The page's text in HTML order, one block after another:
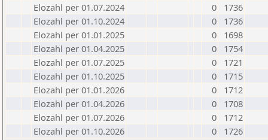
Elozahl per 01.07.2024
0
1736
Elozahl per 01.10.2024
0
1736
Elozahl per 01.01.2025
0
1698
Elozahl per 01.04.2025
0
1754
Elozahl per 01.07.2025
0
1721
Elozahl per 01.10.2025
0
1715
Elozahl per 01.01.2026
0
1712
Elozahl per 01.04.2026
0
1708
Elozahl per 01.07.2026
0
1712
Elozahl per 01.10.2026
0 1726